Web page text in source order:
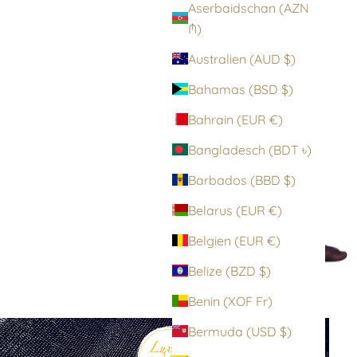
Aserbaidschan (AZN
₼)
Australien (AUD $)
Bahamas (BSD $)
Bahrain (EUR €)
Bangladesch (BDT ৳)
Barbados (BBD $)
Belarus (EUR €)
Belgien (EUR €)
Belize (BZD $)
Benin (XOF Fr)
Bermuda (USD $)